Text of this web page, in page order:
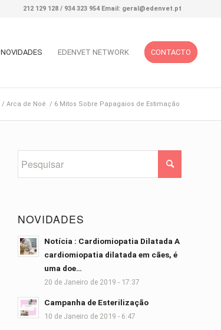
212 129 128 / 934 323 954 Email: geral@edenvet.pt
NOVIDADES EDENVET NETWORK CONTACTO
/ Arca de Noé / 6 Mitos Sobre Papagaios de Estimação
NOVIDADES
Notícia : Cardiomiopatia Dilatada A
cardiomiopatia dilatada em cães, é
uma doe…
20 de Janeiro de 2019 - 17:37
Campanha de Esterilização
10 de Janeiro de 2019 - 6:47